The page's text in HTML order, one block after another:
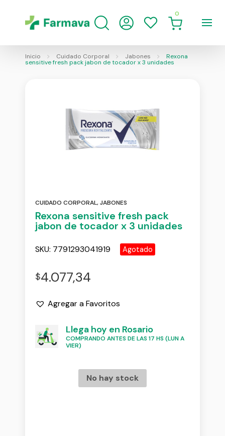
0
Inicio Cuidado Corporal Jabones Rexona
sensitive fresh pack jabon de tocador x 3 unidades
CUIDADO CORPORAL,JABONES
Rexona sensitive fresh pack
jabon de tocador x 3 unidades
SKU: 7791293041919 Agotado
$4.077,34
Agregar a Favoritos
Llega hoy en Rosario
COMPRANDO ANTES DE LAS 17 HS (LUN A
VIER)
No hay stock